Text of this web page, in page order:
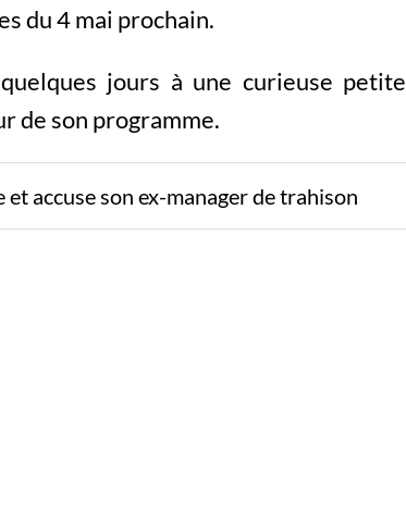
du 4 mai prochain.
jours à une curieuse petite
de son programme.
accuse son ex-manager de trahison